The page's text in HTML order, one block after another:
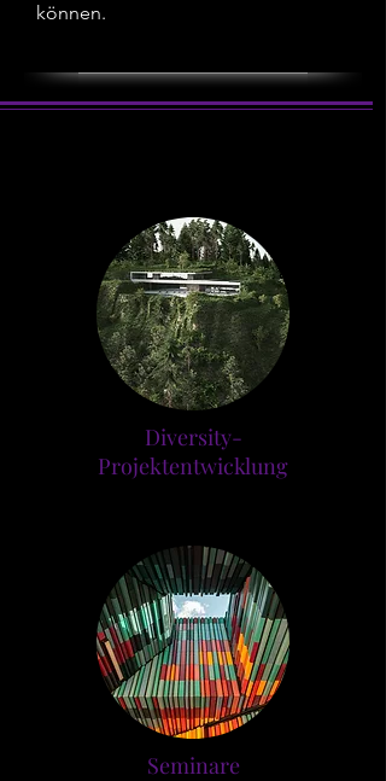
können.
Diversity-
Projektentwicklung
Seminare